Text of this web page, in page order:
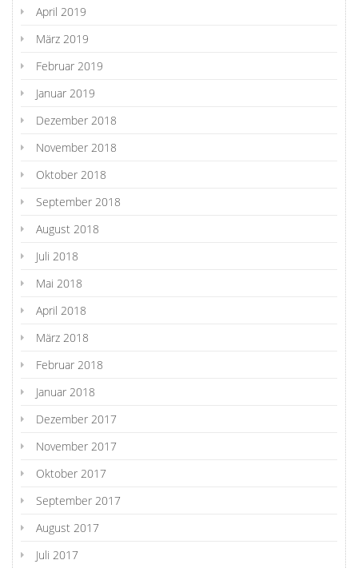
April 2019
März 2019
Februar 2019
Januar 2019
Dezember 2018
November 2018
Oktober 2018
September 2018
August 2018
Juli 2018
Mai 2018
April 2018
März 2018
Februar 2018
Januar 2018
Dezember 2017
November 2017
Oktober 2017
September 2017
August 2017
Juli 2017